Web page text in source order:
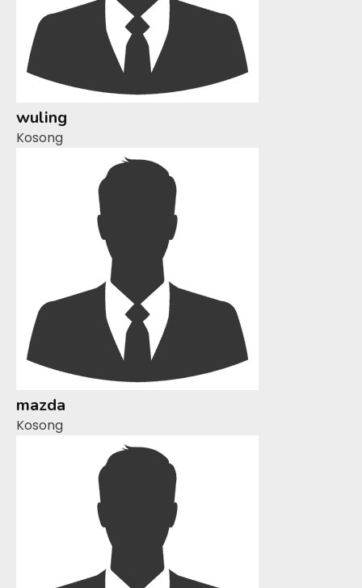
wuling
Kosong
mazda
Kosong